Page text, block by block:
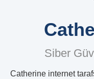
Siber
Catherine internet